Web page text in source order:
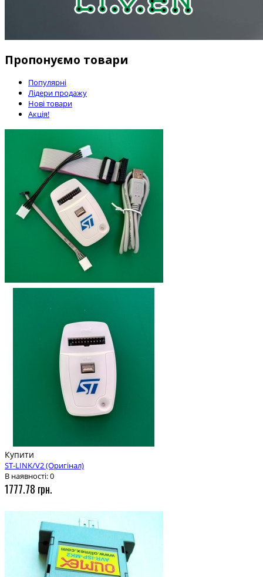
Пропонуємо товари
Популярні
Лідери продажу
Нові товари
Акція!
Купити
ST-LINK/V2 (Оригінал)
В наявності: 0
1777.78 грн.